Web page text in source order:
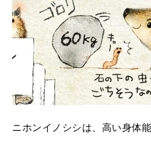
ニホンイノシシは、高い身体能